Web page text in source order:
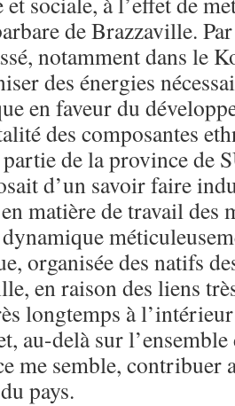
de Brazzaville.
notamment dans le
des énergies
en faveur du
des composantes
de la province de
d’un savoir faire
matière de travail des
organisée des natifs
en raison des liens
longtemps à
au-delà sur
me semble, contribuer
pays.